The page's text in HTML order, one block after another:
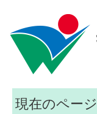
現在のページ